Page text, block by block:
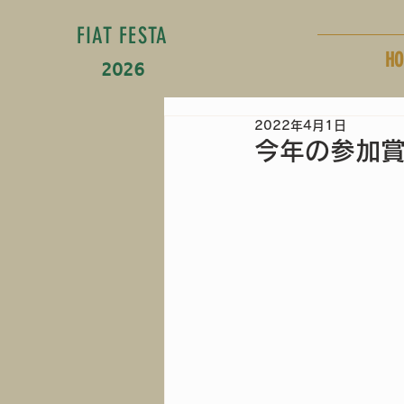
FIAT FESTA
2026
今年の参加
2022年4月1日